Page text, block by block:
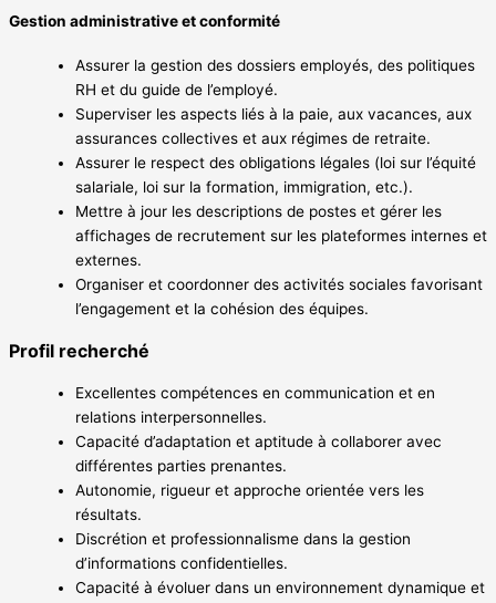
Gestion administrative et conformité
Assurer la gestion des dossiers employés, des politiques
RH et du guide de l’employé.
Superviser les aspects liés à la paie, aux vacances, aux
assurances collectives et aux régimes de retraite.
Assurer le respect des obligations légales (loi sur l’équité
salariale, loi sur la formation, immigration, etc.).
Mettre à jour les descriptions de postes et gérer les
affichages de recrutement sur les plateformes internes et
externes.
Organiser et coordonner des activités sociales favorisant
l’engagement et la cohésion des équipes.
Profil recherché
Excellentes compétences en communication et en
relations interpersonnelles.
Capacité d’adaptation et aptitude à collaborer avec
différentes parties prenantes.
Autonomie, rigueur et approche orientée vers les
résultats.
Discrétion et professionnalisme dans la gestion
d’informations confidentielles.
Capacité à évoluer dans un environnement dynamique et